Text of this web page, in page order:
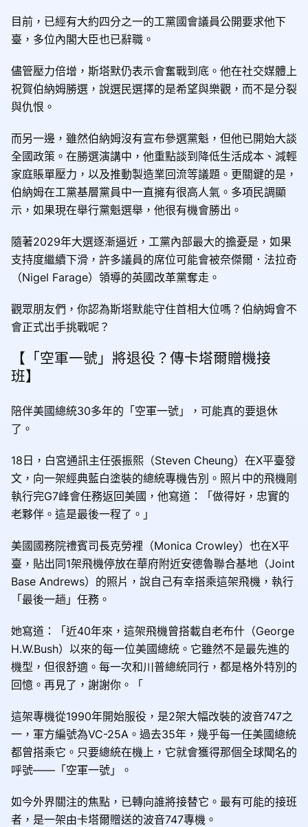
目前，已經有大約四分之一的工黨國會議員公開要求他下
臺，多位內閣大臣也已辭職。
儘管壓力倍增，斯塔默仍表示會奮戰到底。他在社交媒體上
祝賀伯納姆勝選，說選民選擇的是希望與樂觀，而不是分裂
與仇恨。
而另一邊，雖然伯納姆沒有宣布參選黨魁，但他已開始大談
全國政策。在勝選演講中，他重點談到降低生活成本、減輕
家庭賬單壓力，以及推動製造業回流等議題。更關鍵的是，
伯納姆在工黨基層黨員中一直擁有很高人氣。多項民調顯
示，如果現在舉行黨魁選舉，他很有機會勝出。
隨著2029年大選逐漸逼近，工黨內部最大的擔憂是，如果
支持度繼續下滑，許多議員的席位可能會被奈傑爾．法拉奇
（Nigel Farage）領導的英國改革黨奪走。
觀眾朋友們，你認為斯塔默能守住首相大位嗎？伯納姆會不
會正式出手挑戰呢？
【「空軍一號」將退役？傳卡塔爾贈機接
班】
陪伴美國總統30多年的「空軍一號」，可能真的要退休
了。
18日，白宮通訊主任張振熙（Steven Cheung）在X平臺發
文，向一架經典藍白塗裝的總統專機告別。照片中的飛機剛
執行完G7峰會任務返回美國，他寫道：「做得好，忠實的
老夥伴。這是最後一程了。」
美國國務院禮賓司長克勞裡（Monica Crowley）也在X平
臺，貼出同1架飛機停放在華府附近安德魯聯合基地（Joint
Base Andrews）的照片，說自己有幸搭乘這架飛機，執行
「最後一趟」任務。
她寫道：「近40年來，這架飛機曾搭載自老布什（George
H.W.Bush）以來的每一位美國總統。它雖然不是最先進的
機型，但很舒適。每一次和川普總統同行，都是格外特別的
回憶。再見了，謝謝你。「
這架專機從1990年開始服役，是2架大幅改裝的波音747之
一，軍方編號為VC-25A。過去35年，幾乎每一任美國總統
都曾搭乘它。只要總統在機上，它就會獲得那個全球聞名的
呼號——「空軍一號」。
如今外界關注的焦點，已轉向誰將接替它。最有可能的接班
者，是一架由卡塔爾贈送的波音747專機。